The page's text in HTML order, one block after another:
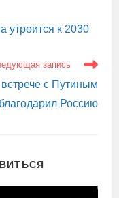
утроится к 2030
запись
с Путиным
Россию